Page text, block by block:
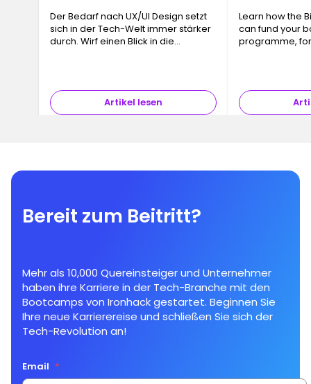
Der Bedarf nach UX/UI Design setzt
sich in der Tech-Welt immer stärker
durch. Wirf einen Blick in die
Artikel lesen
Learn how the
can fund your
programme,
Bereit zum Beitritt?
Mehr als 10,000 Quereinsteiger und Unternehmer
haben ihre Karriere in der Tech-Branche mit den
Bootcamps von Ironhack gestartet. Beginnen Sie
Ihre neue Karrierereise und schließen Sie sich der
Tech-Revolution an!
Email *